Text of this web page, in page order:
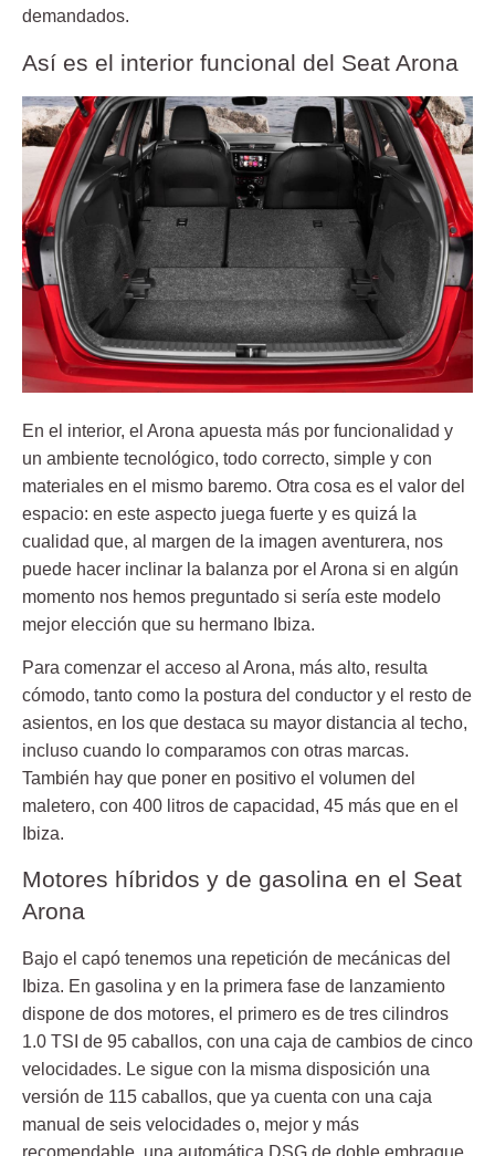
demandados.
Así es el interior funcional del Seat Arona
En el interior, el Arona apuesta más por funcionalidad y
un ambiente tecnológico, todo correcto, simple y con
materiales en el mismo baremo. Otra cosa es el valor del
espacio: en este aspecto juega fuerte y es quizá la
cualidad que, al margen de la imagen aventurera, nos
puede hacer inclinar la balanza por el Arona si en algún
momento nos hemos preguntado si sería este modelo
mejor elección que su hermano Ibiza.
Para comenzar el acceso al Arona, más alto, resulta
cómodo, tanto como la postura del conductor y el resto de
asientos, en los que destaca su mayor distancia al techo,
incluso cuando lo comparamos con otras marcas.
También hay que poner en positivo el volumen del
maletero, con 400 litros de capacidad, 45 más que en el
Ibiza.
Motores híbridos y de gasolina en el Seat
Arona
Bajo el capó tenemos una repetición de mecánicas del
Ibiza. En gasolina y en la primera fase de lanzamiento
dispone de dos motores, el primero es de tres cilindros
1.0 TSI de 95 caballos, con una caja de cambios de cinco
velocidades. Le sigue con la misma disposición una
versión de 115 caballos, que ya cuenta con una caja
manual de seis velocidades o, mejor y más